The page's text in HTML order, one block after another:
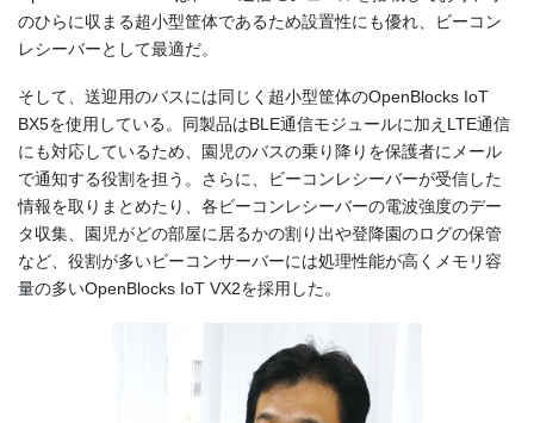
のひらに収まる超小型筐体であるため設置性にも優れ、ビーコン
レシーバーとして最適だ。
そして、送迎用のバスには同じく超小型筐体のOpenBlocks IoT
BX5を使用している。同製品はBLE通信モジュールに加えLTE通信
にも対応しているため、園児のバスの乗り降りを保護者にメール
で通知する役割を担う。さらに、ビーコンレシーバーが受信した
情報を取りまとめたり、各ビーコンレシーバーの電波強度のデー
タ収集、園児がどの部屋に居るかの割り出や登降園のログの保管
など、役割が多いビーコンサーバーには処理性能が高くメモリ容
量の多いOpenBlocks IoT VX2を採用した。